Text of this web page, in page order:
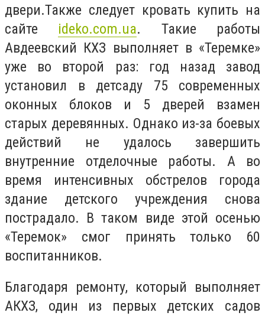
двери.Также следует кровать купить на
сайте ideko.com.ua. Такие работы
Авдеевский КХЗ выполняет в «Теремке»
уже во второй раз: год назад завод
установил в детсаду 75 современных
оконных блоков и 5 дверей взамен
старых деревянных. Однако из-за боевых
действий не удалось завершить
внутренние отделочные работы. А во
время интенсивных обстрелов города
здание детского учреждения снова
пострадало. В таком виде этой осенью
«Теремок» смог принять только 60
воспитанников.
Благодаря ремонту, который выполняет
АКХЗ, один из первых детских садов